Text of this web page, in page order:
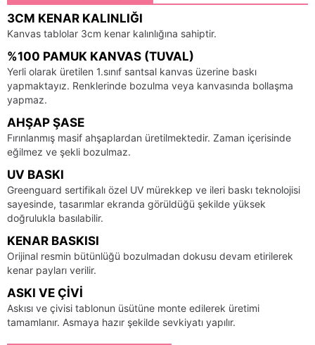
3CM KENAR KALINLIĞI
Kanvas tablolar 3cm kenar kalınlığına sahiptir.
%100 PAMUK KANVAS (TUVAL)
Yerli olarak üretilen 1.sınıf santsal kanvas üzerine baskı
yapmaktayız. Renklerinde bozulma veya kanvasında bollaşma
yapmaz.
AHŞAP ŞASE
Fırınlanmış masif ahşaplardan üretilmektedir. Zaman içerisinde
eğilmez ve şekli bozulmaz.
UV BASKI
Greenguard sertifikalı özel UV mürekkep ve ileri baskı teknolojisi
sayesinde, tasarımlar ekranda görüldüğü şekilde yüksek
doğrulukla basılabilir.
KENAR BASKISI
Orijinal resmin bütünlüğü bozulmadan dokusu devam etirilerek
kenar payları verilir.
ASKI VE ÇIVI
Askısı ve çivisi tablonun üsütüne monte edilerek üretimi
tamamlanır. Asmaya hazır şekilde sevkiyatı yapılır.